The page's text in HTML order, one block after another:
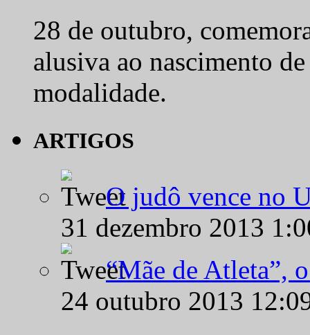
28 de outubro,
alusiva ao nascimento
modalidade.
ARTIGOS
O judô vence no
31 dezembro 2013
“Mãe de Atleta”,
24 outubro 2013